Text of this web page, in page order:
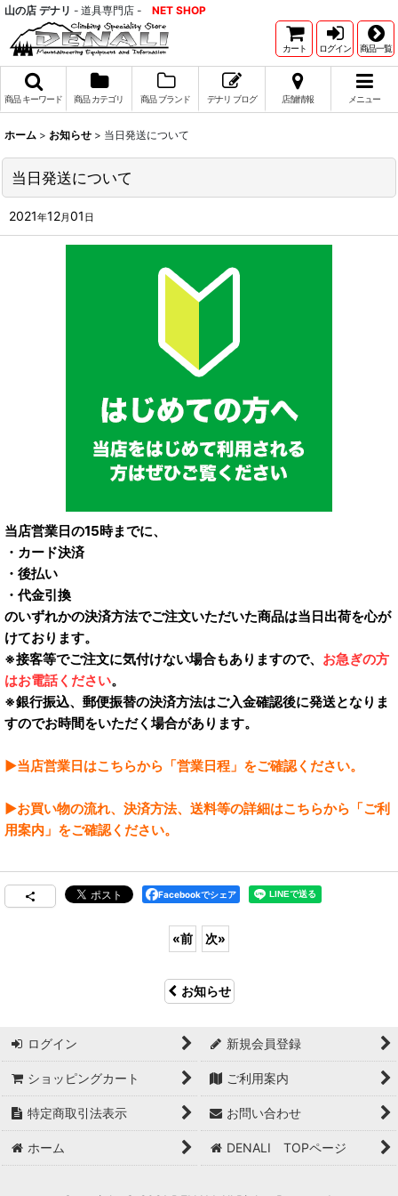
山の店 デナリ - 道具専門店 - NET SHOP
カート ログイン 商品一覧
商品 キーワード 商品 カテゴリ 商品 ブランド デナリ ブログ 店舗情報 メニュー
ホーム > お知らせ > 当日発送について
当日発送について
2021年12月01 日
当店営業日の15時までに、
・カード決済
・後払い
・代金引換
のいずれかの決済方法でご注文いただいた商品は当日出荷を心が
けております。
※接客等でご注文に気付けない場合もありますので、 お急ぎの方
はお電話ください。
※銀行振込、郵便振替の決済方法はご入金確認後に発送となりま
すのでお時間をいただく場合があります。
▶当店営業日はこちらから「営業日程」をご確認ください。
▶お買い物の流れ、決済方法、送料等の詳細はこちらから「ご利
用案内」をご確認ください。
Facebookでシェア
«前 次»
お知らせ
ログイン 新規会員登録
ショッピングカート ご利用案内
特定商取引法表示 お問い合わせ
ホーム DENALI TOPページ